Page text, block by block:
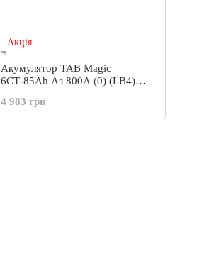
Акція
Акумулятор TAB Magic
6СТ-85Ah Аз 800А (0) (LB4)
4 983 грн